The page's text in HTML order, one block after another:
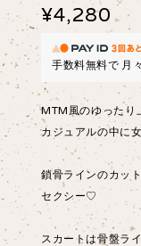
¥4,280
手数料無料で 月々
MTM風のゆったり
カジュアルの中に
鎖骨ラインのカッ
セクシー♡
スカートは骨盤ラ